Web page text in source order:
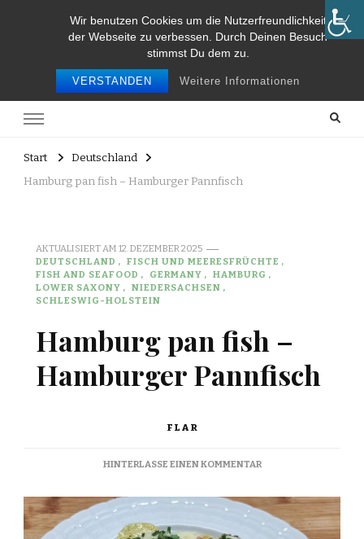
Wir benutzen Cookies um die Nutzerfreundlichkeit
der Webseite zu verbessen. Durch Deinen Besuch
stimmst Du dem zu.
VERSTANDEN Weitere Informationen
Food and Travel
Start
Deutschland
Hamburg pan fish – Hamburger Pannfisch
AKTUALISIERT AM 12. DEZEMBER 2025
DEUTSCHLAND
FISCH UND MEERESFRÜCHTE
FISH AND SEAFOOD
GERMANY
HAMBURG
LOWER SAXONY
NIEDERSACHSEN
SCHLESWIG-HOLSTEIN
Hamburg pan fish –
Hamburger Pannfisch
FLAR
HINTERLASSE EINEN KOMMENTARZU
PAN
FISH
–